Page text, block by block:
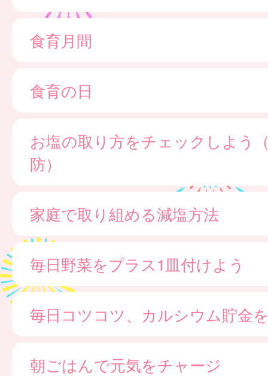
食育月間
食育の日
お塩の取り方をチェックしよう
防）
家庭で取り組める減塩方法
毎日野菜をプラス1皿付けよう
毎日コツコツ、カルシウム貯金
朝ごはんで元気をチャージ